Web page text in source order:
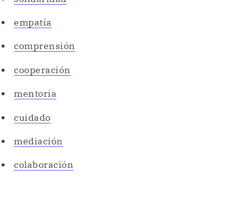
empatía
comprensión
cooperación
mentoría
cuidado
mediación
colaboración